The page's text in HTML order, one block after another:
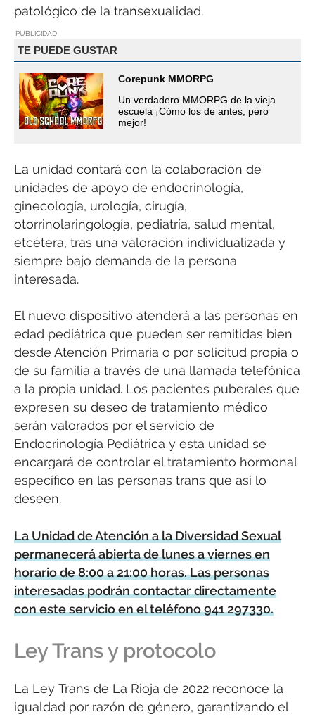
patológico de la transexualidad.
PUBLICIDAD
TE PUEDE GUSTAR
Corepunk MMORPG
Un verdadero MMORPG de la vieja
escuela ¡Cómo los de antes, pero
mejor!
La unidad contará con la colaboración de
unidades de apoyo de endocrinología,
ginecología, urología, cirugía,
otorrinolaringología, pediatría, salud mental,
etcétera, tras una valoración individualizada y
siempre bajo demanda de la persona
interesada.
El nuevo dispositivo atenderá a las personas en
edad pediátrica que pueden ser remitidas bien
desde Atención Primaria o por solicitud propia o
de su familia a través de una llamada telefónica
a la propia unidad. Los pacientes puberales que
expresen su deseo de tratamiento médico
serán valorados por el servicio de
Endocrinología Pediátrica y esta unidad se
encargará de controlar el tratamiento hormonal
específico en las personas trans que así lo
deseen.
La Unidad de Atención a la Diversidad Sexual
permanecerá abierta de lunes a viernes en
horario de 8:00 a 21:00 horas. Las personas
interesadas podrán contactar directamente
con este servicio en el teléfono 941 297330.
Ley Trans y protocolo
La Ley Trans de La Rioja de 2022 reconoce la
igualdad por razón de género, garantizando el